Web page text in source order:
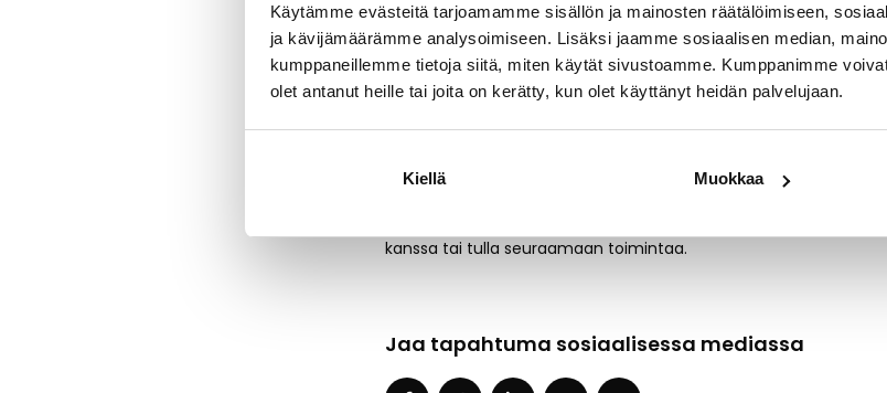
Käytämme evästeitä tarjoamamme sisällön ja mainosten räätälöimiseen,
ja kävijämäärämme analysoimiseen. Lisäksi jaamme sosiaalisen median,
kumppaneillemme tietoja siitä, miten käytät sivustoamme. Kumppanimme
olet antanut heille tai joita on kerätty, kun olet käyttänyt heidän palvelujaan.
Kiellä Muokkaa
lahjakortti.
9.12. klo 18–19: Pomeranian-rotuesittely Elämyskahvila
11.12. klo 17–18: Pentutreffit – tutustumista ja leikkihetkiä
11.12. klo 18–19 & 19–20: Koiranäyttelytreenit.
12.12. klo 18–19 & 19–20
: Arkitottelevaisuuskurssit.
kanssa tai tulla seuraamaan toimintaa.
Jaa tapahtuma sosiaalisessa mediassa